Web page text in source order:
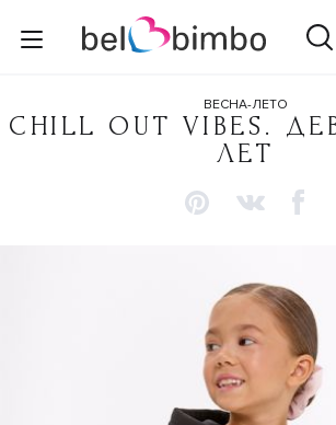
ВЕСНА-ЛЕТО
CHILL OUT VIBES.
ЛЕТ